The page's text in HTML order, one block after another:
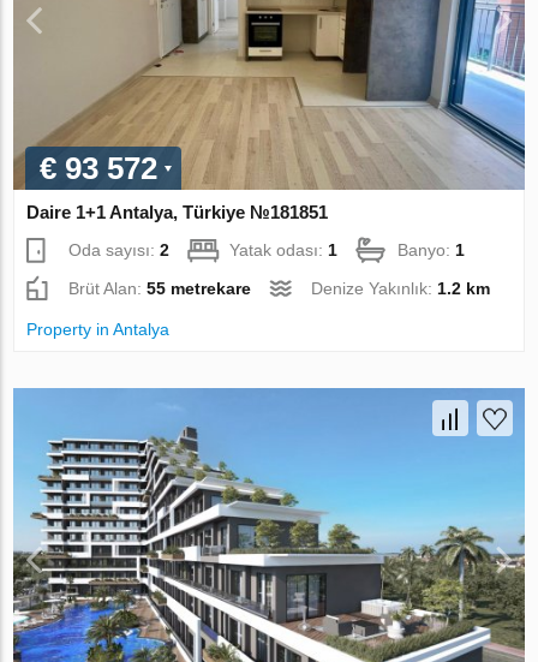
€ 93 572
Daire 1+1 Antalya, Türkiye №181851
Oda sayısı:2 Yatak odası: 1 Banyo: 1
Brüt Alan:55 metrekare Denize Yakınlık: 1.2 km
Property in Antalya